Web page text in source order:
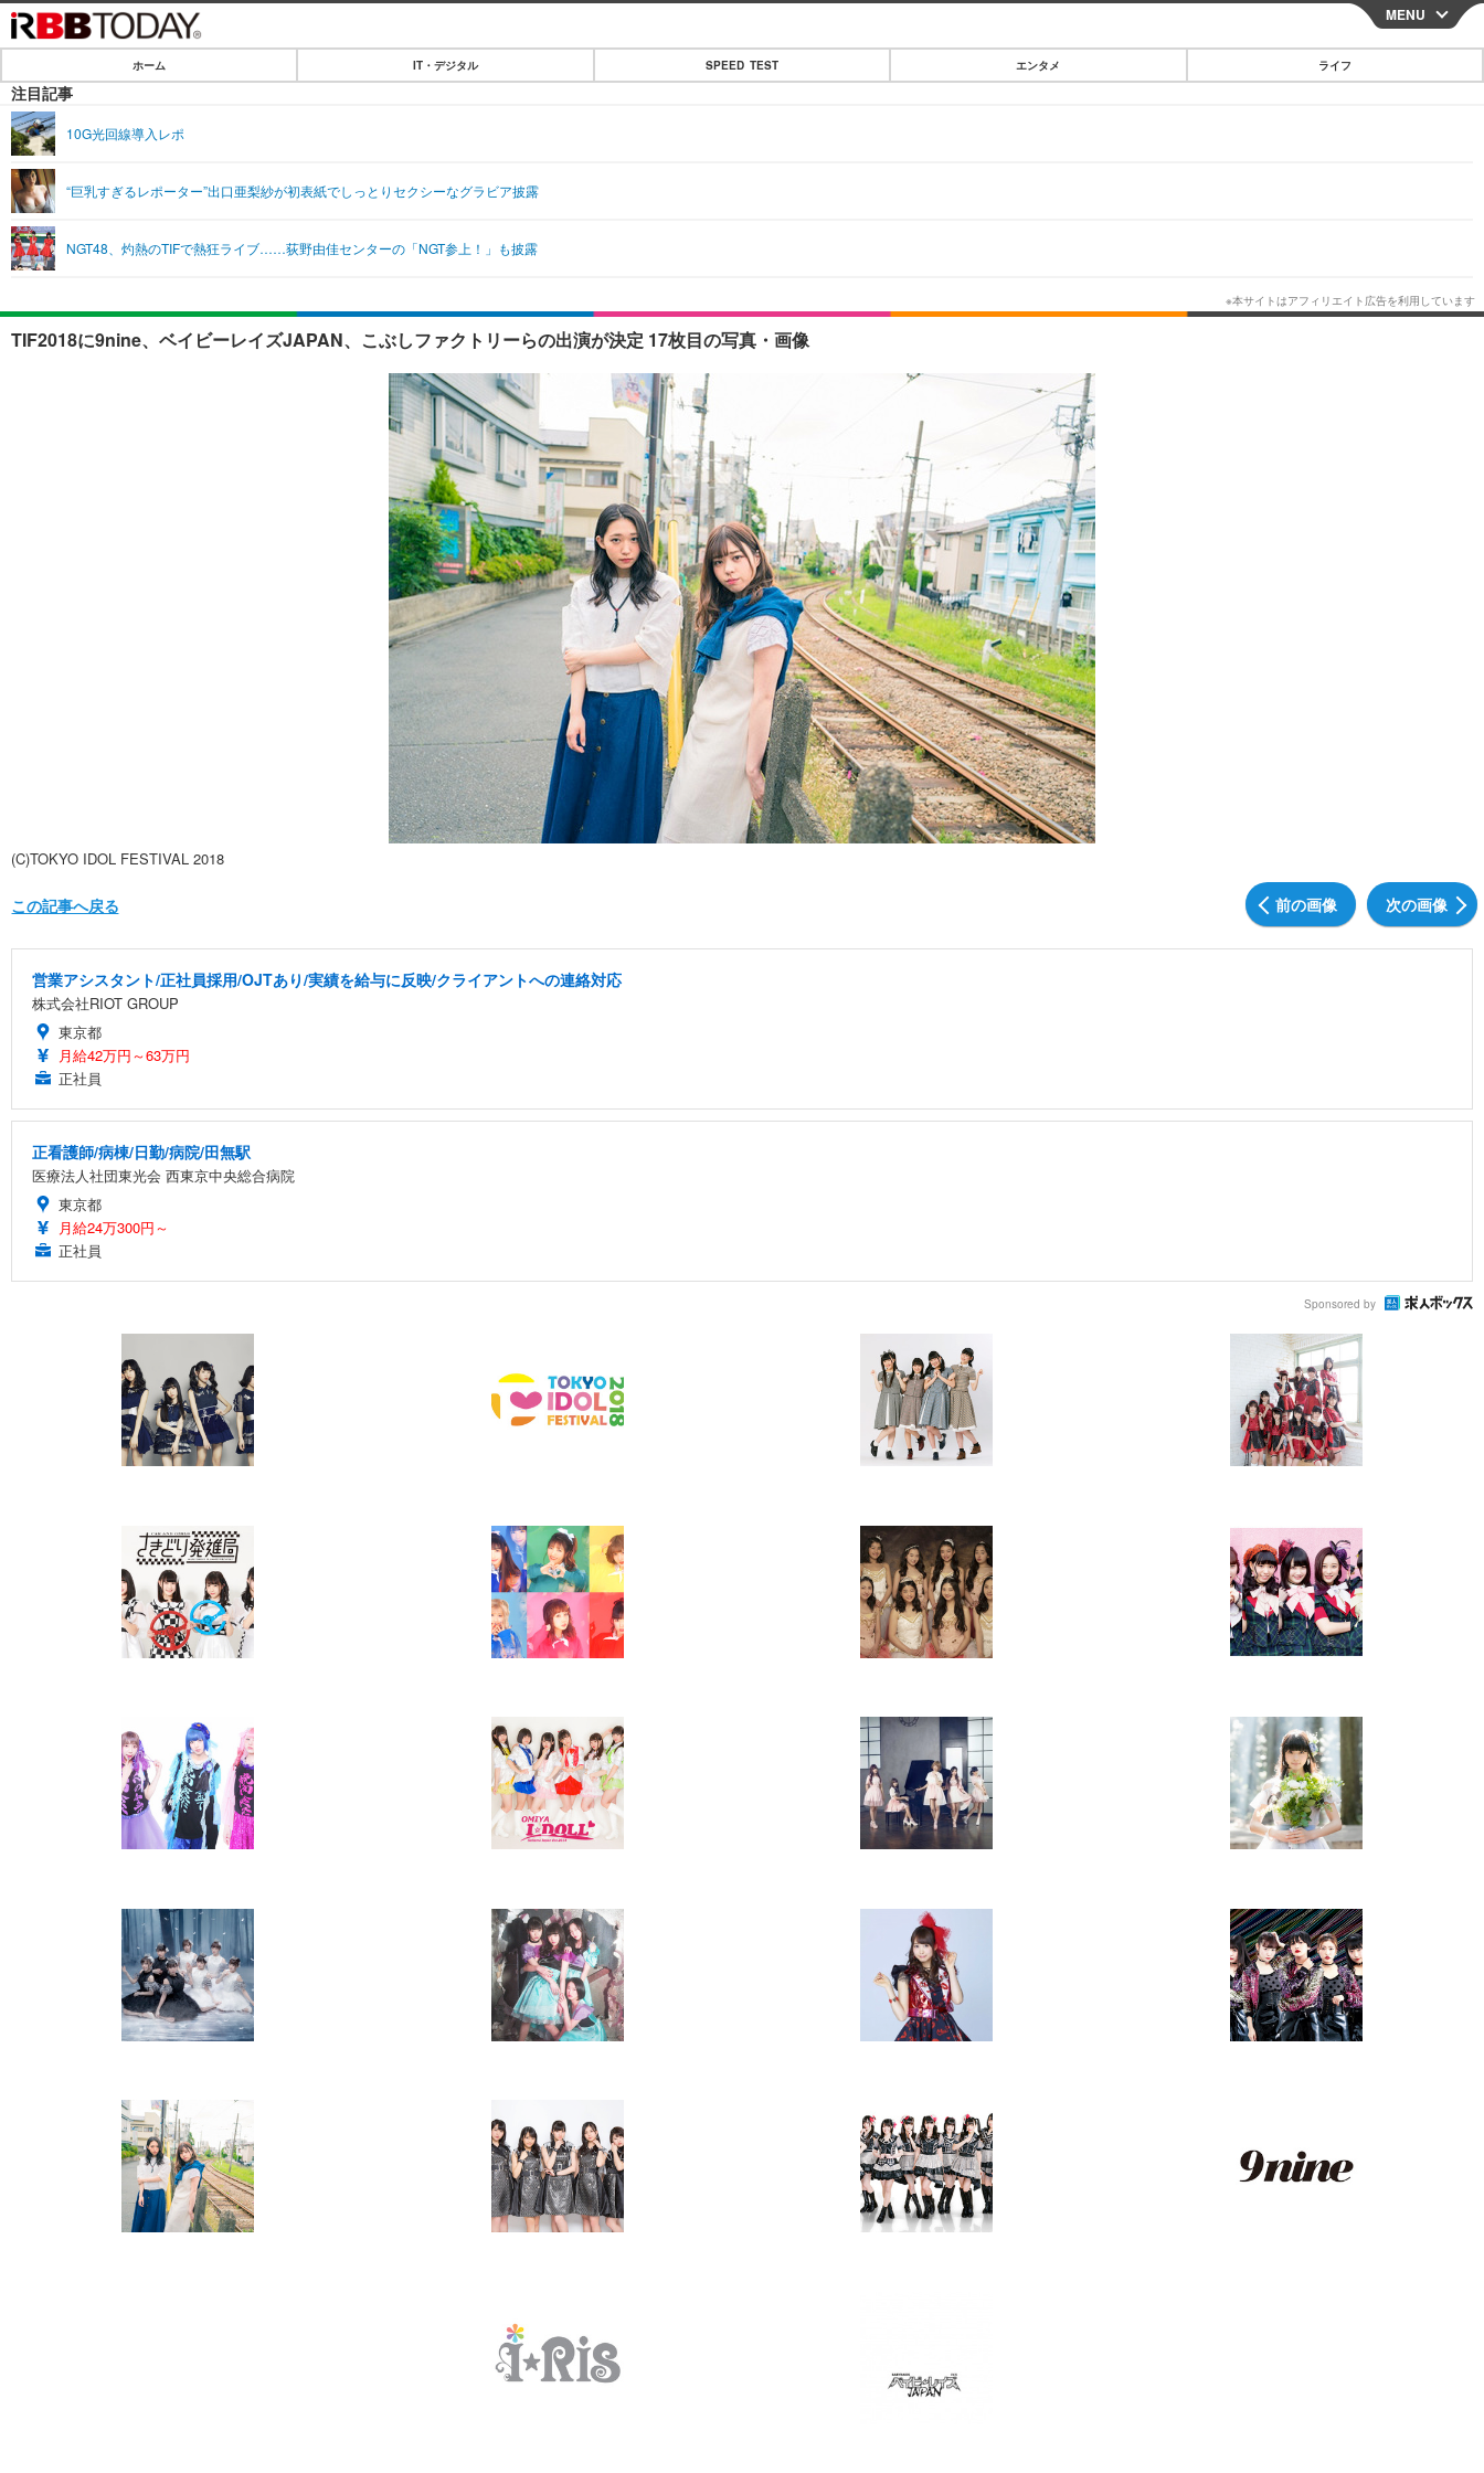
CLOSE
IT・デジタル
ショッピング
SPEED TEST
エンタメ
エンタメTOP
音楽
グラビア
ショッピング その他
ライフ
ライフTOP グルメ
ペット
その他
リリース一覧
MENU
ホーム IT・デジタル SPEED TEST エンタメ ライフ
注目記事
10G光回線導入レポ
“巨乳すぎるレポーター”出口亜梨紗が初表紙でしっとりセクシーなグラビア披露
NGT48、灼熱のTIFで熱狂ライブ……荻野由佳センターの「NGT参上！」も披露
TIF2018に9nine、ベイビーレイズJAPAN、こぶしファクトリーらの出演が決定 17枚目の写真・画像
(C)TOKYO IDOL FESTIVAL 2018
前の画像 次の画像
この記事へ戻る
営業アシスタント/正社員採用/OJTあり/実績を給与に反映/クライアントへの連絡対応
株式会社RIOT GROUP
東京都
月給42万円～63万円
正社員
正看護師/病棟/日勤/病院/田無駅
医療法人社団東光会 西東京中央総合病院
東京都
月給24万300円～
正社員
Sponsored by